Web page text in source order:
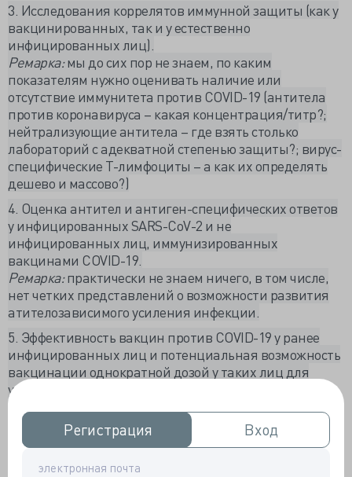
Регистрация
Регистрация Вход
Вход
3. Исследования коррелятов иммунной защиты (как у
вакцинированных, так и у естественно
инфицированных лиц).
Ремарка:мы до сих пор не знаем, по каким
показателям нужно оценивать наличие или
отсутствие иммунитета против COVID-19 (антитела
против коронавируса – какая концентрация/титр?;
нейтрализующие антитела – где взять столько
лабораторий с адекватной степенью защиты?; вирус-
специфические Т-лимфоциты – а как их определять
дешево и массово?)
4. Оценка антител и антиген-специфических ответов
у инфицированных SARS-CoV-2 и не
инфицированных лиц, иммунизированных
вакцинами COVID-19.
Ремарка:практически не знаем ничего, в том числе,
нет четких представлений о возможности развития
атителозависимого усиления инфекции.
5. Эффективность вакцин против COVID-19 у ранее
инфицированных лиц и потенциальная возможность
вакцинации однократной дозой у таких лиц для
усиления иммунного ответа.
Ремарка:
«Я переболел(а) COVID-19, нужна ли мне вакцинация
и сколько раз мне нужно получать прививку – один